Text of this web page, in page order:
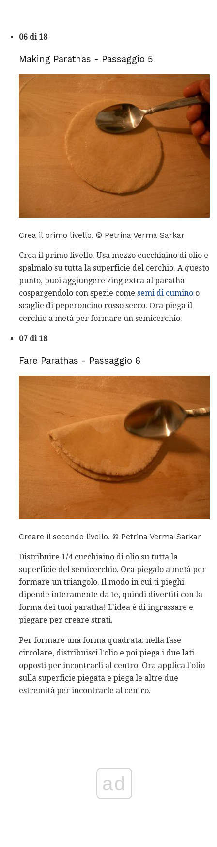
06 di 18
Making Parathas - Passaggio 5
Crea il primo livello. © Petrina Verma Sarkar
Crea il primo livello. Usa mezzo cucchiaino di olio e
spalmalo su tutta la superficie del cerchio. A questo
punto, puoi aggiungere zing extra al paratha
cospargendolo con spezie come semi di cumino o
scaglie di peperoncino rosso secco. Ora piega il
cerchio a metà per formare un semicerchio.
07 di 18
Fare Parathas - Passaggio 6
Creare il secondo livello. © Petrina Verma Sarkar
Distribuire 1/4 cucchiaino di olio su tutta la
superficie del semicerchio. Ora piegalo a metà per
formare un triangolo. Il modo in cui ti pieghi
dipende interamente da te, quindi divertiti con la
forma dei tuoi paratha! L'idea è di ingrassare e
piegare per creare strati.
Per formare una forma quadrata: nella fase
circolare, distribuisci l'olio e poi piega i due lati
opposti per incontrarli al centro. Ora applica l'olio
sulla superficie piegata e piega le altre due
estremità per incontrarle al centro.
ad